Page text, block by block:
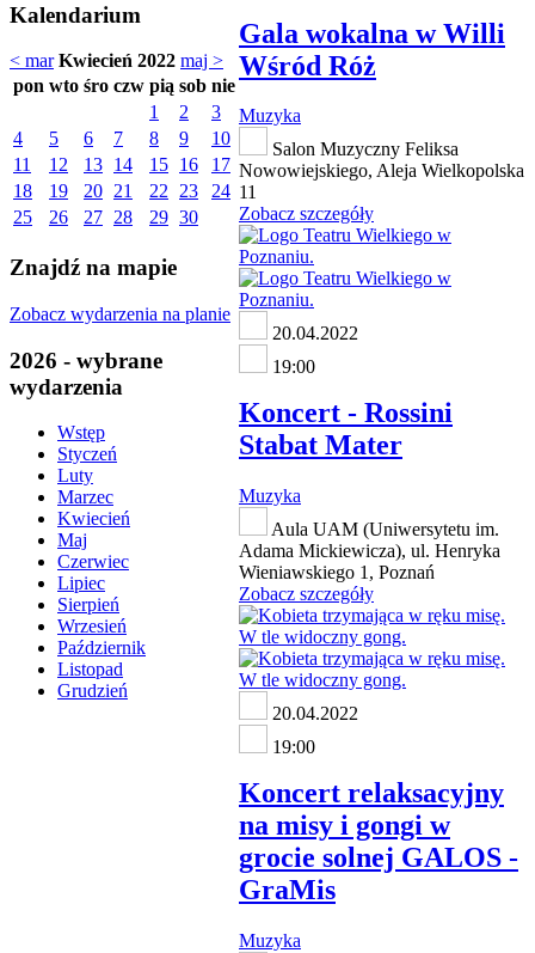
Kalendarium
< mar Kwiecień 2022 maj >
pon wto śro czw pią sob nie
1
2
3
4
5 6 7 8 9
10
11
12 13 14 15 16
17
18
19 20 21 22 23
24
25
26 27 28 29 30
Znajdź na mapie
Zobacz wydarzenia na planie
2026 - wybrane
wydarzenia
Wstęp
Styczeń
Luty
Marzec
Kwiecień
Maj
Czerwiec
Lipiec
Sierpień
Wrzesień
Październik
Listopad
Grudzień
Gala wokalna w Willi
Wśród Róż
Muzyka
Salon Muzyczny Feliksa
Nowowiejskiego, Aleja Wielkopolska
11
Zobacz szczegóły
20.04.2022
19:00
Koncert - Rossini
Stabat Mater
Muzyka
Aula UAM (Uniwersytetu im.
Adama Mickiewicza), ul. Henryka
Wieniawskiego 1, Poznań
Zobacz szczegóły
20.04.2022
19:00
Koncert relaksacyjny
na misy i gongi w
grocie solnej GALOS -
GraMis
Muzyka